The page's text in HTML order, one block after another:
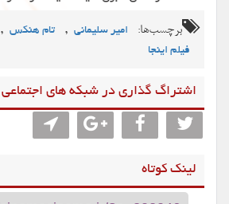
برچسب‌ها: امیر سلیمانی , تام هنکس ,
فیلم اینجا
اشتراگ گذاری در شبکه های اجتماعی
لینک کوتاه